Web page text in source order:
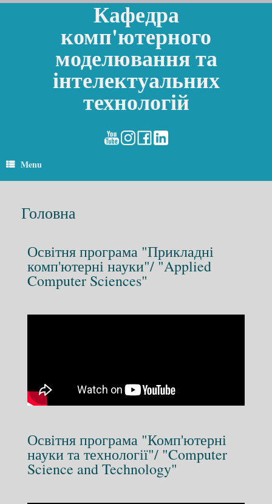
Кафедра
комп'ютерного
моделювання та
інтелектуальних
технологій
Menu
Головна
Освітня програма "Прикладні
комп'ютерні науки"/ "Applied
Computer Sciences"
Освітня програма "Комп'ютерні
науки та технології"/ "Computer
Science and Technology"